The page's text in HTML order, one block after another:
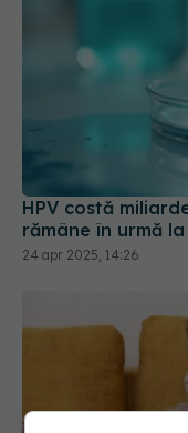
HPV costă
rămâne în urmă
24 apr 2025, 14:26